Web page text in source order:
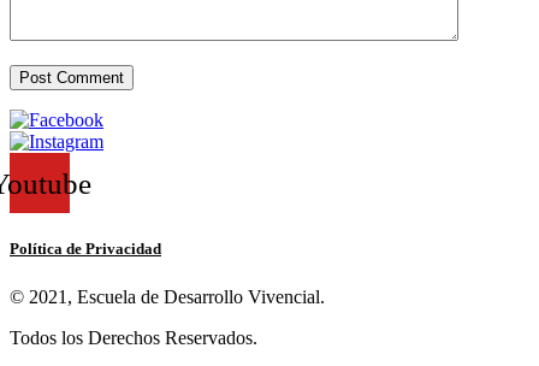
Política de Privacidad
© 2021, Escuela de Desarrollo Vivencial.
Todos los Derechos Reservados.